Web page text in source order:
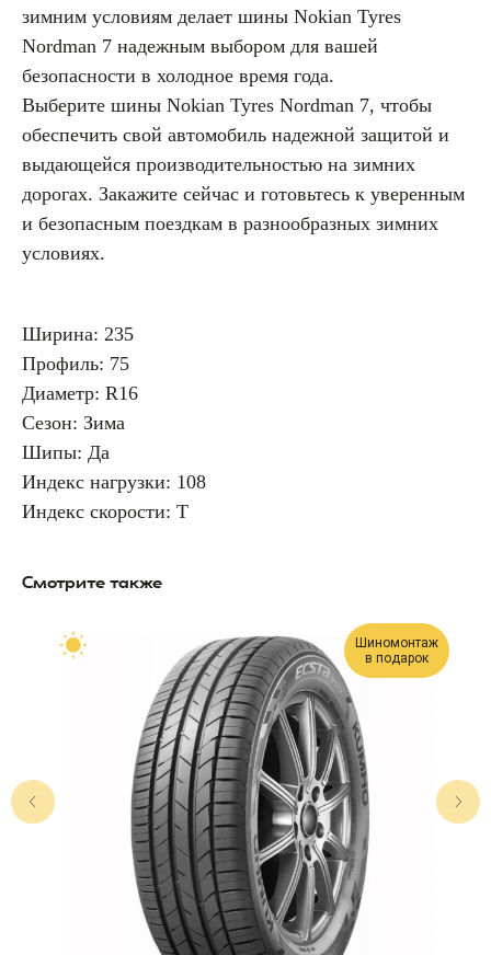
зимним условиям делает шины Nokian Tyres
Nordman 7 надежным выбором для вашей
безопасности в холодное время года.
Выберите шины Nokian Tyres Nordman 7, чтобы
обеспечить свой автомобиль надежной защитой и
выдающейся производительностью на зимних
дорогах. Закажите сейчас и готовьтесь к уверенным
и безопасным поездкам в разнообразных зимних
условиях.
Ширина: 235
Профиль: 75
Диаметр: R16
Сезон: Зима
Шипы: Да
Индекс нагрузки: 108
Индекс скорости: T
Смотрите также
Шиномонтаж
в подарок